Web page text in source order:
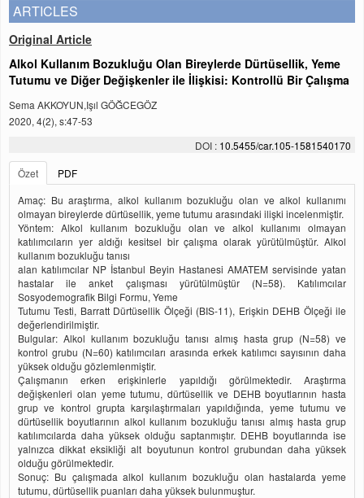
ARTICLES
Original Article
Alkol Kullanım Bozukluğu Olan Bireylerde Dürtüsellik, Yeme
Tutumu ve Diğer Değişkenler ile İlişkisi: Kontrollü Bir Çalışma
Sema AKKOYUN,Işıl GÖĞCEGÖZ
2020, 4(2), s:47-53
DOI : 10.5455/car.105-1581540170
Özet
PDF
Amaç: Bu araştırma, alkol kullanım bozukluğu olan ve alkol kullanımı
olmayan bireylerde dürtüsellik, yeme tutumu arasındaki ilişki incelenmiştir.
Yöntem: Alkol kullanım bozukluğu olan ve alkol kullanımı olmayan
katılımcıların yer aldığı kesitsel bir çalışma olarak yürütülmüştür. Alkol
kullanım bozukluğu tanısı
alan katılımcılar NP İstanbul Beyin Hastanesi AMATEM servisinde yatan
hastalar ile anket çalışması yürütülmüştür (N=58). Katılımcılar
Sosyodemografik Bilgi Formu, Yeme
Tutumu Testi, Barratt Dürtüsellik Ölçeği (BIS-11), Erişkin DEHB Ölçeği ile
değerlendirilmiştir.
Bulgular: Alkol kullanım bozukluğu tanısı almış hasta grup (N=58) ve
kontrol grubu (N=60) katılımcıları arasında erkek katılımcı sayısının daha
yüksek olduğu gözlemlenmiştir.
Çalışmanın erken erişkinlerle yapıldığı görülmektedir. Araştırma
değişkenleri olan yeme tutumu, dürtüsellik ve DEHB boyutlarının hasta
grup ve kontrol grupta karşılaştırmaları yapıldığında, yeme tutumu ve
dürtüsellik boyutlarının alkol kullanım bozukluğu tanısı almış hasta grup
katılımcılarda daha yüksek olduğu saptanmıştır. DEHB boyutlarında ise
yalnızca dikkat eksikliği alt boyutunun kontrol grubundan daha yüksek
olduğu görülmektedir.
Sonuç: Bu çalışmada alkol kullanım bozukluğu olan hastalarda yeme
tutumu, dürtüsellik puanları daha yüksek bulunmuştur.